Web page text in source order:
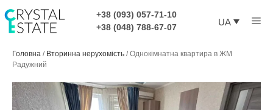
до
контенту
+38 (093) 057-71-10
+38 (048) 788-67-07
UA
Головна / Вторинна нерухомість /Однокімнатна квартира в ЖМ
Радужний